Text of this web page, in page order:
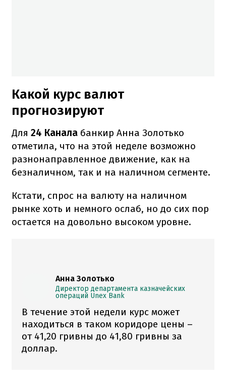
Какой курс валют
прогнозируют
Для 24 Канала банкир Анна Золотько
отметила, что на этой неделе возможно
разнонаправленное движение, как на
безналичном, так и на наличном сегменте.
Кстати, спрос на валюту на наличном
рынке хоть и немного ослаб, но до сих пор
остается на довольно высоком уровне.
Анна Золотько
Директор департамента казначейских
операций Unex Bank
В течение этой недели курс может
находиться в таком коридоре цены –
от 41,20 гривны до 41,80 гривны за
доллар.